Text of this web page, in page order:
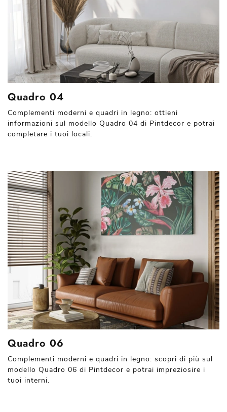
Quadro 04
Complementi moderni e quadri in legno: ottieni
informazioni sul modello Quadro 04 di Pintdecor e potrai
completare i tuoi locali.
Quadro 06
Complementi moderni e quadri in legno: scopri di più sul
modello Quadro 06 di Pintdecor e potrai impreziosire i
tuoi interni.